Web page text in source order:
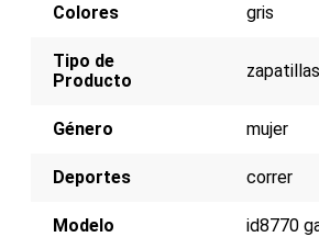
Colores gris
Tipo de
Producto
zapatillas
Género mujer
Deportes correr
Modelo id8770